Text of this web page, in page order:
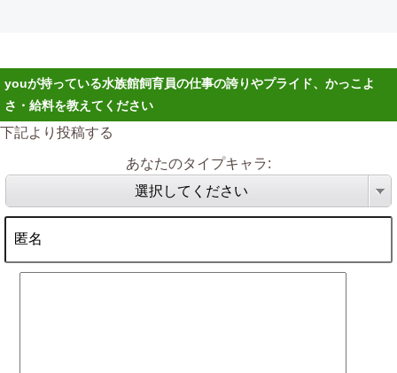
youが持っている水族館飼育員の仕事の誇りやプライド、かっこよ
さ・給料を教えてください
下記より投稿する
あなたのタイプキャラ:
選択してください